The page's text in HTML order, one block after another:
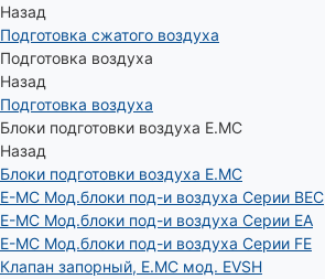
Назад
Подготовка сжатого воздуха
Подготовка воздуха
Назад
Подготовка воздуха
Блоки подготовки воздуха E.MC
Назад
Блоки подготовки воздуха E.MC
E-MC Мод.блоки под-и воздуха Серии BEC
E-MC Мод.блоки под-и воздуха Серии EA
E-MC Мод.блоки под-и воздуха Серии FE
Клапан запорный, E.MC мод. EVSH